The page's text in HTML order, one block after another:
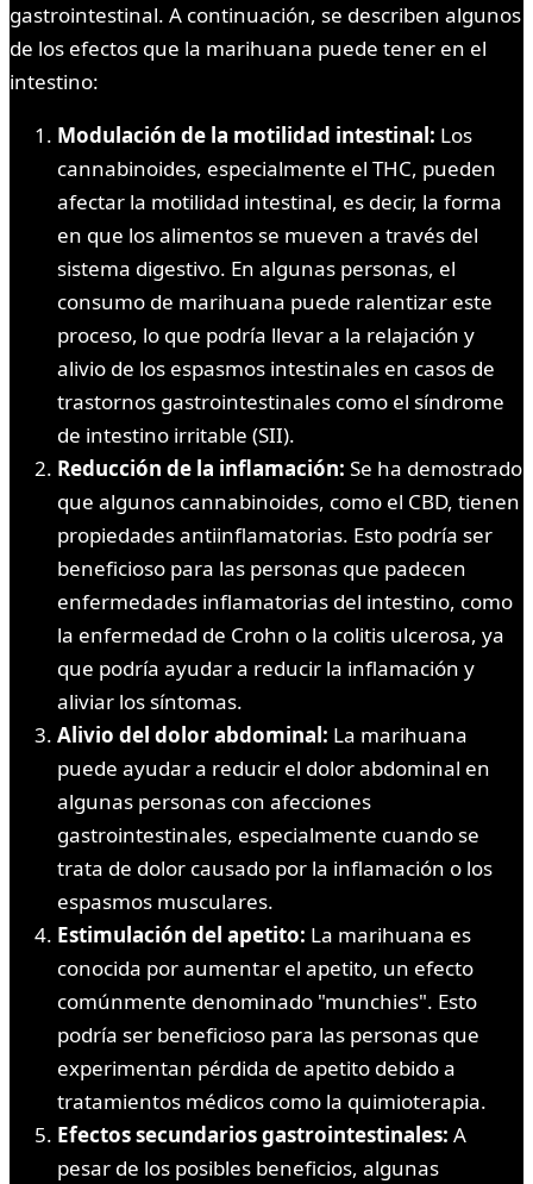
gastrointestinal. A continuación, se describen algunos
de los efectos que la marihuana puede tener en el
intestino:
Modulación de la motilidad intestinal: Los
cannabinoides, especialmente el THC, pueden
afectar la motilidad intestinal, es decir, la forma
en que los alimentos se mueven a través del
sistema digestivo. En algunas personas, el
consumo de marihuana puede ralentizar este
proceso, lo que podría llevar a la relajación y
alivio de los espasmos intestinales en casos de
trastornos gastrointestinales como el síndrome
de intestino irritable (SII).
Reducción de la inflamación: Se ha demostrado
que algunos cannabinoides, como el CBD, tienen
propiedades antiinflamatorias. Esto podría ser
beneficioso para las personas que padecen
enfermedades inflamatorias del intestino, como
la enfermedad de Crohn o la colitis ulcerosa, ya
que podría ayudar a reducir la inflamación y
aliviar los síntomas.
Alivio del dolor abdominal: La marihuana
puede ayudar a reducir el dolor abdominal en
algunas personas con afecciones
gastrointestinales, especialmente cuando se
trata de dolor causado por la inflamación o los
espasmos musculares.
Estimulación del apetito: La marihuana es
conocida por aumentar el apetito, un efecto
comúnmente denominado "munchies". Esto
podría ser beneficioso para las personas que
experimentan pérdida de apetito debido a
tratamientos médicos como la quimioterapia.
Efectos secundarios gastrointestinales: A
pesar de los posibles beneficios, algunas